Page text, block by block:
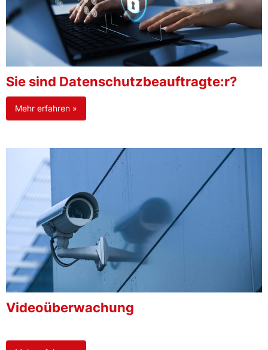
Sie sind Datenschutzbeauftragte:r?
Mehr erfahren »
Videoüberwachung